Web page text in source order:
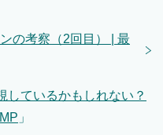
の考察（2回目） | 最
しているかもしれない？
」